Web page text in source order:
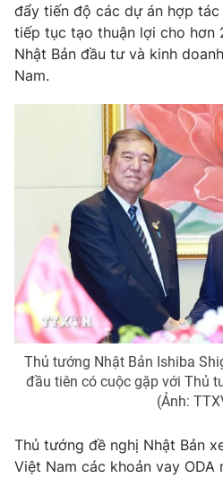
Hậu trường
Nhân vật
Khán giả
Điện ảnh
Âm nhạc
Đời sống
Du lịch
Chất lượng cuộc sống
Học trực tuyến
Hitech Công nghệ tương lai
Sản phẩm
Thị trường
Tư vấn
Giao lưu trực tuyến
Lịch phát sóng
Chuyên mục khác
Emagazine
Video
đẩy tiến độ các dự án hợp
tiếp tục tạo thuận lợi cho hơn
Nhật Bản đầu tư và kinh
Nam.
Thủ tướng Nhật Bản Ishiba
đầu tiên có cuộc gặp với Thủ
(Ảnh:
Thủ tướng đề nghị Nhật Bản
Việt Nam các khoản vay